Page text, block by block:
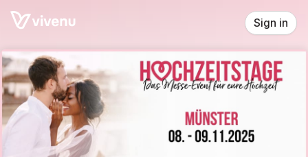
Skip header
Sign in